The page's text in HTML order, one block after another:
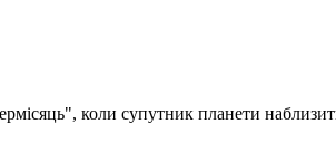
коли супутник планети